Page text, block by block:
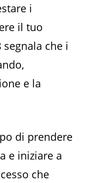
i
il tuo
che i
e la
di prendere
e iniziare a
che